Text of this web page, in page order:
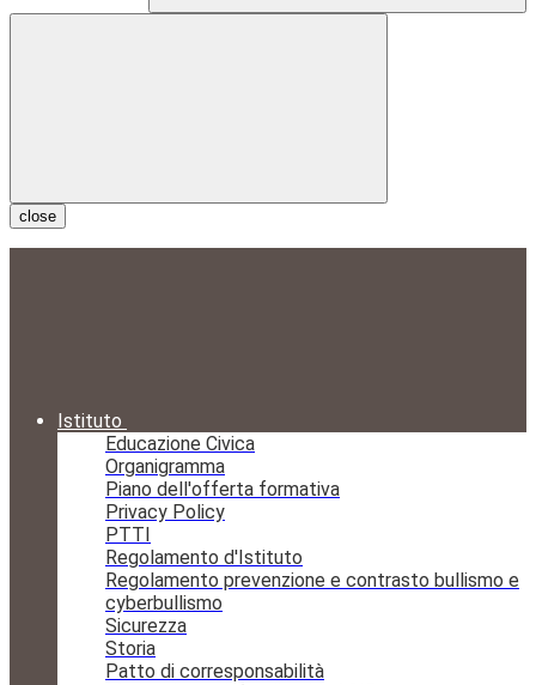
close
Istituto
Educazione Civica
Organigramma
Piano dell'offerta formativa
Privacy Policy
PTTI
Regolamento d'Istituto
Regolamento prevenzione e contrasto bullismo e
cyberbullismo
Sicurezza
Storia
Patto di corresponsabilità